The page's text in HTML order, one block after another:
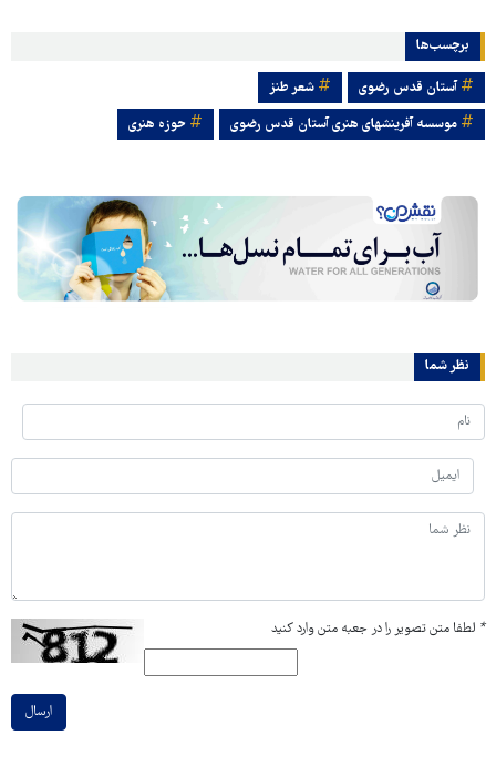
برچسب‌ها
آستان قدس رضوی
شعر طنز
موسسه آفرینشهای هنری آستان قدس رضوی
حوزه هنری
نظر شما
* لطفا متن تصویر را در جعبه متن وارد کنید
ارسال